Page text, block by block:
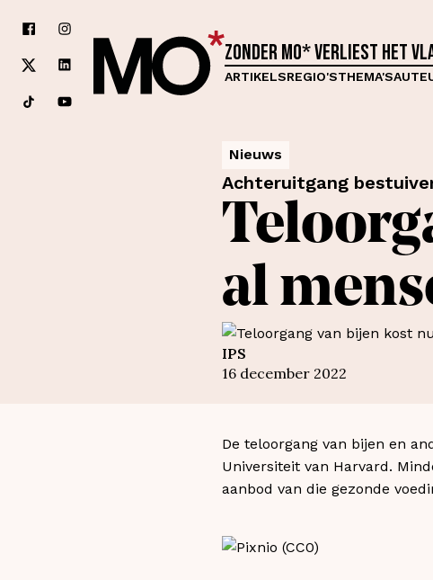
Zonder MO* verliest het
ARTIKELSREGIO'STHEMA'S
Nieuws
Achteruitgang
al
IPS
16 december 2022
De teloorgang van bijen en
Universiteit van Harvard.
aanbod van die gezonde